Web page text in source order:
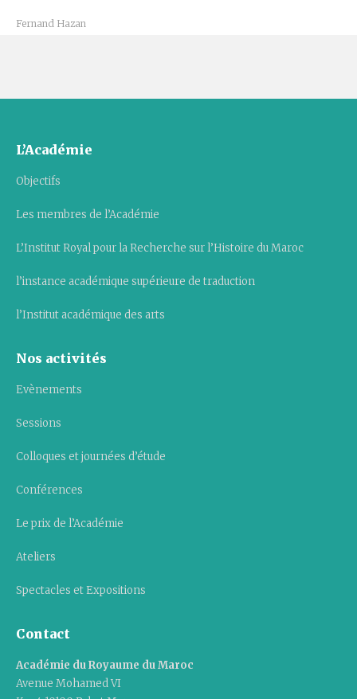
Fernand Hazan
L’Académie
Objectifs
Les membres de l’Académie
L’Institut Royal pour la Recherche sur l’Histoire du Maroc
l’instance académique supérieure de traduction
l’Institut académique des arts
Nos activités
Evènements
Sessions
Colloques et journées d’étude
Conférences
Le prix de l’Académie
Ateliers
Spectacles et Expositions
Contact
Académie du Royaume du Maroc
Avenue Mohamed VI